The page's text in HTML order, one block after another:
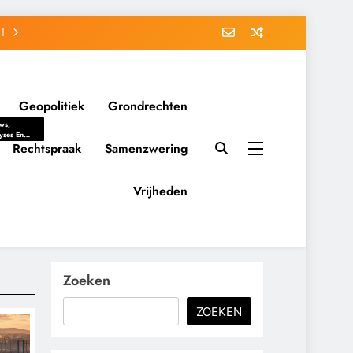
Geopolitiek Grondrechten
En
Politieke
Belangen
Rechtspraak Samenzwering
Vrijheden
Zoeken
ZOEKEN